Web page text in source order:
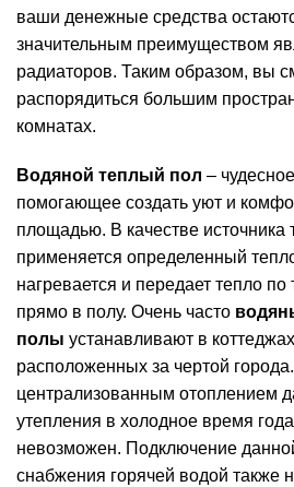
ваши денежные средства
значительным преимуществом
радиаторов. Таким образом, вы
распорядиться большим
комнатах.
Водяной теплый пол –
помогающее создать уют и
площадью. В качестве источника
применяется определенный
нагревается и передает тепло
прямо в полу. Очень часто
полы устанавливают в
расположенных за чертой
централизованным отоплением
утепления в холодное время
невозможен. Подключение
снабжения горячей водой также